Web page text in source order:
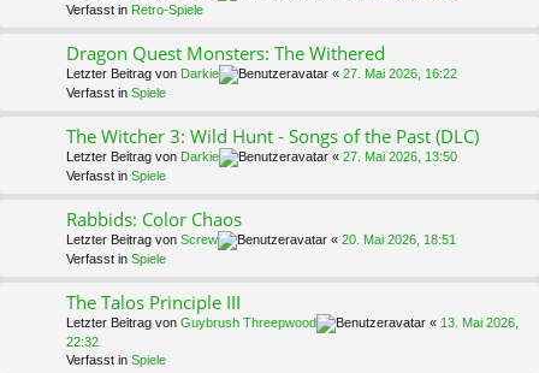
Verfasst in Retro-Spiele
Dragon Quest Monsters: The Withered
Letzter Beitrag von Darkie « 27. Mai 2026, 16:22
Verfasst in Spiele
The Witcher 3: Wild Hunt - Songs of the Past (DLC)
Letzter Beitrag von Darkie « 27. Mai 2026, 13:50
Verfasst in Spiele
Rabbids: Color Chaos
Letzter Beitrag von Screw « 20. Mai 2026, 18:51
Verfasst in Spiele
The Talos Principle III
Letzter Beitrag von Guybrush Threepwood « 13. Mai 2026,
22:32
Verfasst in Spiele